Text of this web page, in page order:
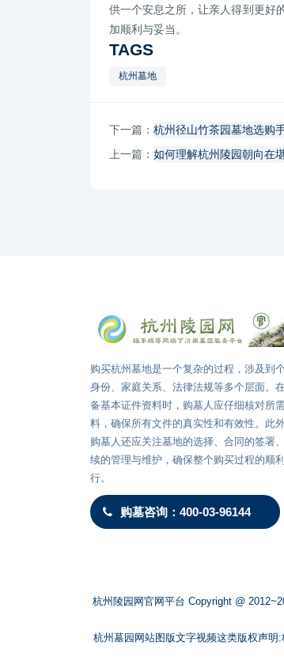
供一个安息之所，让亲人得到更好
加顺利与妥当。
TAGS
杭州墓地
下一篇： 杭州径山竹茶园墓地选购
上一篇： 如何理解杭州陵园朝向在
购买杭州墓地是一个复杂的过程，涉及到
身份、家庭关系、法律法规等多个层面。
备基本证件资料时，购墓人应仔细核对所
料，确保所有文件的真实性和有效性。此外
购墓人还应关注墓地的选择、合同的签署
续的管理与维护，确保整个购买过程的顺
行。
购墓咨询：400-03-96144
在杭州墓地祭扫时有哪些民间
从供品选择到祭拜时辰的传统
杭州陵园网官网平台 Copyright @
杭州墓园网站图版文字视频这类版权声